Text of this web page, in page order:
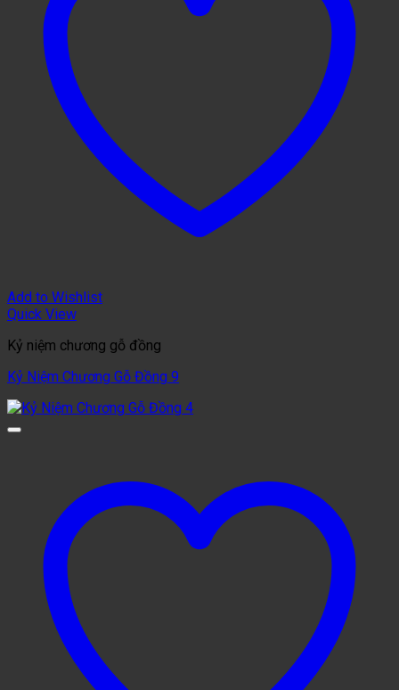
Add to Wishlist
Quick View
Kỷ niệm chương gỗ đồng
Kỷ Niệm Chương Gỗ Đồng 9